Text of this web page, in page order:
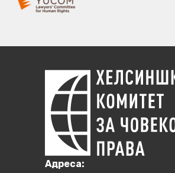
Aдреса: